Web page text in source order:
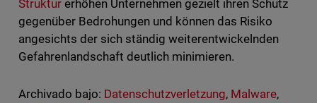
Strukturerhöhen Unternehmen gezielt ihren Schutz
gegenüber Bedrohungen und können das Risiko
angesichts der sich ständig weiterentwickelnden
Gefahrenlandschaft deutlich minimieren.
Archivado bajo: Datenschutzverletzung, Malware,